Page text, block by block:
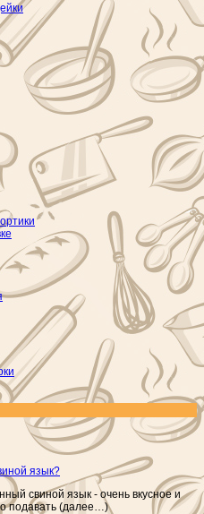
язык?
свиной язык - очень вкусное и
подавать (далее…)